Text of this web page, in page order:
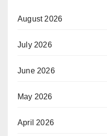
August 2026
July 2026
June 2026
May 2026
April 2026